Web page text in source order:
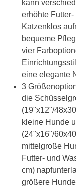
kann
erhöhte
Katzenklos
bequeme
vier
eine elegante
3
die
(19"x12"/
kleine Hunde
(24"x16"/
mittelgroße
Futter- und
cm)
größere